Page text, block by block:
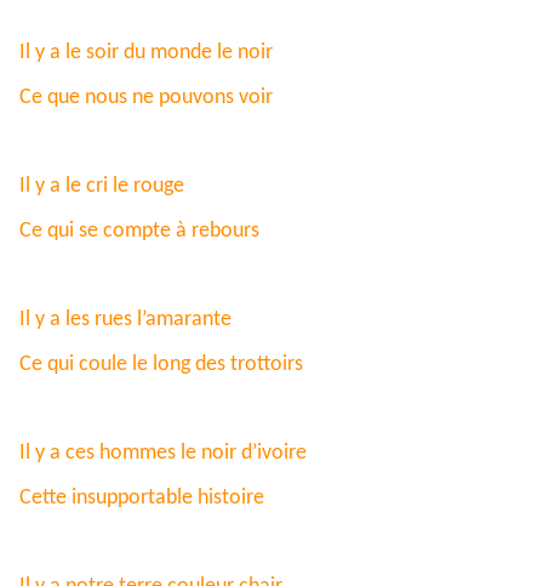
Il y a le soir du monde le noir
Ce que nous ne pouvons voir
Il y a le cri le rouge
Ce qui se compte à rebours
Il y a les rues l’amarante
Ce qui coule le long des trottoirs
Il y a ces hommes le noir d’ivoire
Cette insupportable histoire